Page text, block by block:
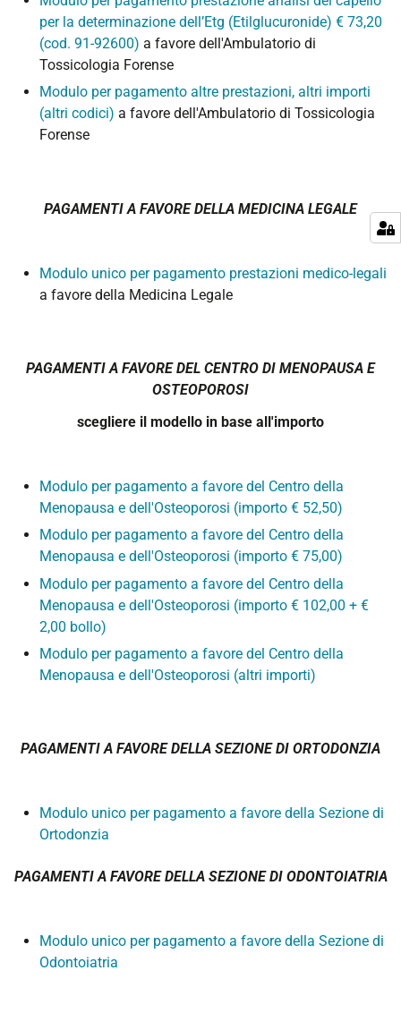
per la determinazione dell’Etg (Etilglucuronide) € 73,20
(cod. 91-92600) a favore dell'Ambulatorio di
Tossicologia Forense
Modulo per pagamento altre prestazioni, altri importi
(altri codici) a favore dell'Ambulatorio di Tossicologia
Forense
PAGAMENTI A FAVORE DELLA MEDICINA LEGALE
Modulo unico per pagamento prestazioni medico-legali
a favore della Medicina Legale
PAGAMENTI A FAVORE DEL CENTRO DI MENOPAUSA E
OSTEOPOROSI
scegliere il modello in base all'importo
Modulo per pagamento a favore del Centro della
Menopausa e dell'Osteoporosi (importo € 52,50)
Modulo per pagamento a favore del Centro della
Menopausa e dell'Osteoporosi (importo € 75,00)
Modulo per pagamento a favore del Centro della
Menopausa e dell'Osteoporosi (importo € 102,00 + €
2,00 bollo)
Modulo per pagamento a favore del Centro della
Menopausa e dell'Osteoporosi (altri importi)
PAGAMENTI A FAVORE DELLA SEZIONE DI ORTODONZIA
Modulo unico per pagamento a favore della Sezione di
Ortodonzia
PAGAMENTI A FAVORE DELLA SEZIONE DI ODONTOIATRIA
Modulo unico per pagamento a favore della Sezione di
Odontoiatria